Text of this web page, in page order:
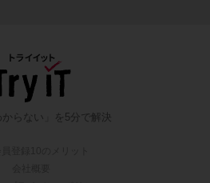
らない」を5分で解決